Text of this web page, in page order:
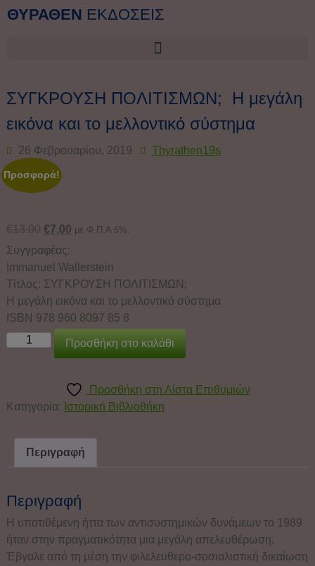
ΘΥΡΑΘΕΝ ΕΚΔΟΣΕΙΣ
ΣΥΓΚΡΟΥΣΗ ΠΟΛΙΤΙΣΜΩΝ; Η μεγάλη
εικόνα και το μελλοντικό σύστημα
26 Φεβρουαρίου, 2019 Thyrathen19s
Προσφορά!
€13.00 €7.00 με Φ.Π.Α 6%.
Συγγραφέας:
Immanuel Wallerstein
Τίτλος: ΣΥΓΚΡΟΥΣΗ ΠΟΛΙΤΙΣΜΩΝ;
Η μεγάλη εικόνα και το μελλοντικό σύστημα
ISBN 978 960 8097 85 8
Προσθήκη στο καλάθι
Προσθήκη στη Λίστα Επιθυμιών
Κατηγορία: Ιστορική Βιβλιοθήκη
Περιγραφή
Περιγραφή
Η υποτιθέμενη ήττα των αντισυστημικών δυνάμεων το 1989
ήταν στην πραγματικότητα μια μεγάλη απελευθέρωση.
Έβγαλε από τη μέση την φιλελευθερο-σοσιαλιστική δικαίωση